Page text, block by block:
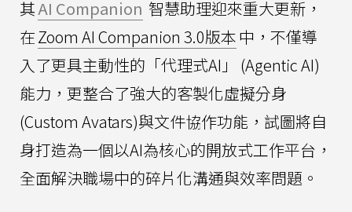
其AI Companion 智慧助理迎來重大更新，
在Zoom AI Companion 3.0版本中，不僅導
入了更具主動性的「代理式AI」 (Agentic AI)
能力，更整合了強大的客製化虛擬分身
(Custom Avatars)與文件協作功能，試圖將自
身打造為一個以AI為核心的開放式工作平台，
全面解決職場中的碎片化溝通與效率問題。